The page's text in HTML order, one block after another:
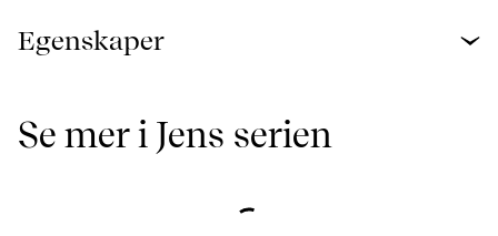
Egenskaper
Se mer i Jens serien